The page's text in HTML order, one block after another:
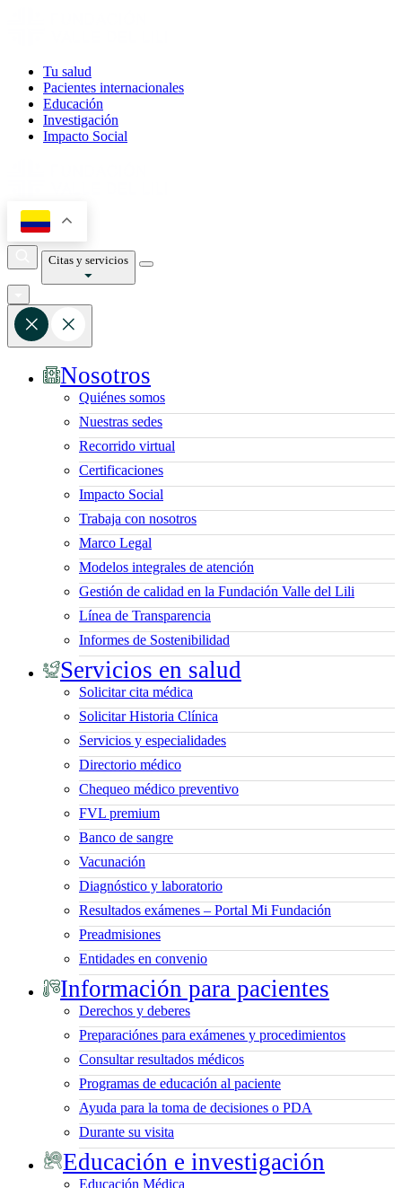
Tu salud
Pacientes internacionales
Educación
Investigación
Impacto Social
Citas y servicios
Nosotros
Quiénes somos
Nuestras sedes
Recorrido virtual
Certificaciones
Impacto Social
Trabaja con nosotros
Marco Legal
Modelos integrales de atención
Gestión de calidad en la Fundación Valle del Lili
Línea de Transparencia
Informes de Sostenibilidad
Servicios en salud
Solicitar cita médica
Solicitar Historia Clínica
Servicios y especialidades
Directorio médico
Chequeo médico preventivo
FVL premium
Banco de sangre
Vacunación
Diagnóstico y laboratorio
Resultados exámenes – Portal Mi Fundación
Preadmisiones
Entidades en convenio
Información para pacientes
Derechos y deberes
Preparaciónes para exámenes y procedimientos
Consultar resultados médicos
Programas de educación al paciente
Ayuda para la toma de decisiones o PDA
Durante su visita
Educación e investigación
Educación Médica